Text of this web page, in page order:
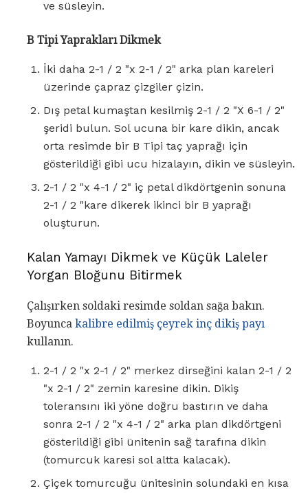
ve süsleyin.
B Tipi Yaprakları Dikmek
İki daha 2-1 / 2 "x 2-1 / 2" arka plan kareleri
üzerinde çapraz çizgiler çizin.
Dış petal kumaştan kesilmiş 2-1 / 2 "X 6-1 / 2"
şeridi bulun. Sol ucuna bir kare dikin, ancak
orta resimde bir B Tipi taç yaprağı için
gösterildiği gibi ucu hizalayın, dikin ve süsleyin.
2-1 / 2 "x 4-1 / 2" iç petal dikdörtgenin sonuna
2-1 / 2 "kare dikerek ikinci bir B yaprağı
oluşturun.
Kalan Yamayı Dikmek ve Küçük Laleler
Yorgan Bloğunu Bitirmek
Çalışırken soldaki resimde soldan sağa bakın.
Boyunca kalibre edilmiş çeyrek inç dikiş payı
kullanın.
2-1 / 2 "x 2-1 / 2" merkez dirseğini kalan 2-1 / 2
"x 2-1 / 2" zemin karesine dikin. Dikiş
toleransını iki yöne doğru bastırın ve daha
sonra 2-1 / 2 "x 4-1 / 2" arka plan dikdörtgeni
gösterildiği gibi ünitenin sağ tarafına dikin
(tomurcuk karesi sol altta kalacak).
Çiçek tomurcuğu ünitesinin solundaki en kısa